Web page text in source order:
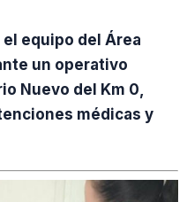
el equipo del Área
un operativo
Nuevo del Km 0,
médicas y